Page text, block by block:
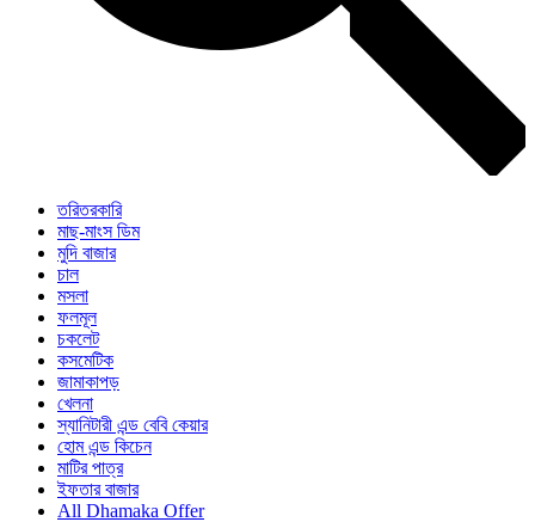
তরিতরকারি
মাছ-মাংস ডিম
মুদি বাজার
চাল
মসলা
ফলমূল
চকলেট
কসমেটিক
জামাকাপড়
খেলনা
স্যানিটারী এন্ড বেবি কেয়ার
হোম এন্ড কিচেন
মাটির পাত্র
ইফতার বাজার
All Dhamaka Offer